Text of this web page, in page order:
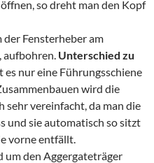
so dreht man den Kopf
Fensterheber am
aufbohren. Unterschied zu
es nur eine Führungsschiene
wird die
sehr vereinfacht, da man die
und sie automatisch so sitzt
vorne entfällt.
um den Aggergateträger